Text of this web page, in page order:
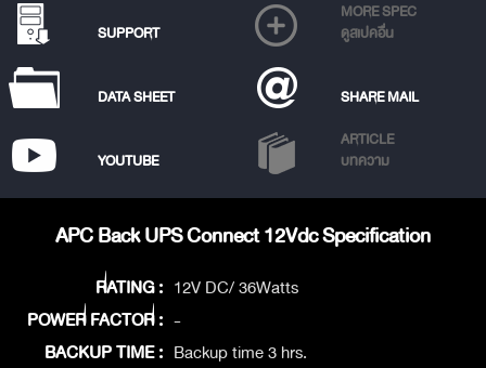
SUPPORT
MORE SPEC
ดูสเปคอื่น
DATA SHEET SHARE MAIL
YOUTUBE
ARTICLE
บทความ
APC Back UPS Connect 12Vdc Specification
RATING : 12V DC/ 36Watts
POWER FACTOR : -
BACKUP TIME : Backup time 3 hrs.